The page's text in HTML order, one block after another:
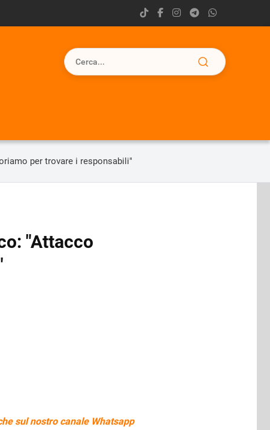
per trovare i responsabili"
"Attacco
sul nostro canale Whatsapp